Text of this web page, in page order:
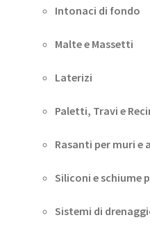
Intonaci di fondo
Malte e Massetti
Laterizi
Paletti, Travi e
Rasanti per muri e
Siliconi e schiume
Sistemi di